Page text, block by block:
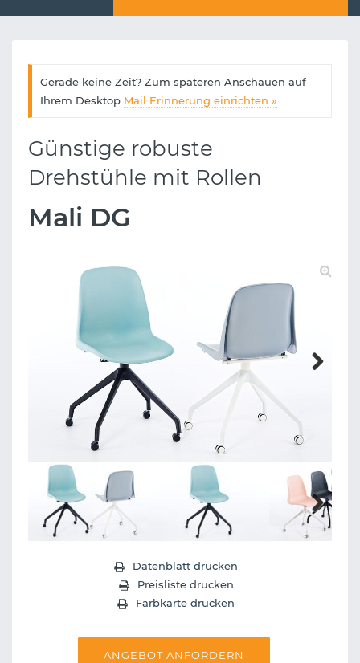
Gerade keine Zeit? Zum späteren Anschauen auf
Ihrem Desktop Mail Erinnerung einrichten »
Günstige robuste
Drehstühle mit Rollen
Mali DG
Next
Datenblatt drucken
Preisliste drucken
Farbkarte drucken
ANGEBOT ANFORDERN